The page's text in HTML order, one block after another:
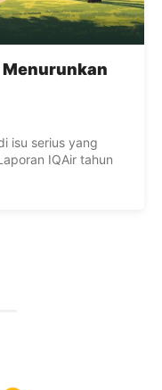
Menurunkan
isu serius yang
IQAir tahun